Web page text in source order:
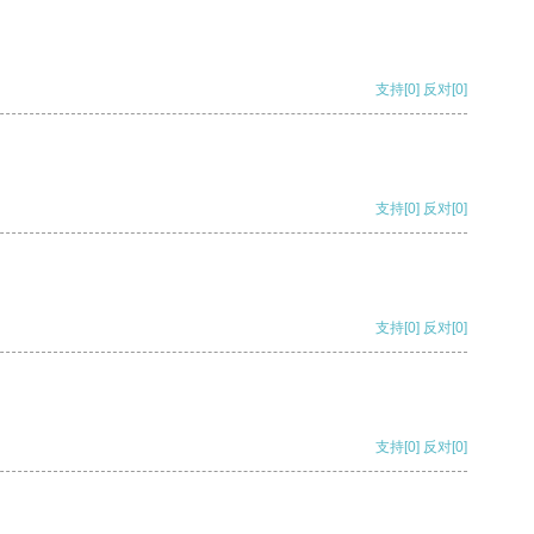
支持[0] 反对[0]
支持[0] 反对[0]
支持[0] 反对[0]
支持[0] 反对[0]